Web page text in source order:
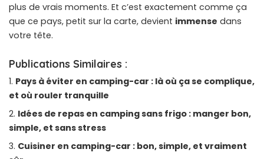
plus de vrais moments. Et c’est exactement comme ça
que ce pays, petit sur la carte, devient immense dans
votre tête.
Publications Similaires :
Pays à éviter en camping-car : là où ça se complique,
et où rouler tranquille
Idées de repas en camping sans frigo : manger bon,
simple, et sans stress
Cuisiner en camping-car : bon, simple, et vraiment